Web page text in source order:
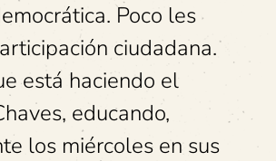
Poco les
ciudadana.
está haciendo el
educando,
los miércoles en sus